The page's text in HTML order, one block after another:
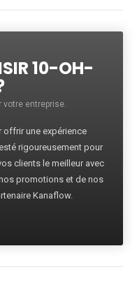
10-OH-
entreprise.
une expérience
rigoureusement pour
clients le meilleur avec
promotions et de nos
Kanaflow.